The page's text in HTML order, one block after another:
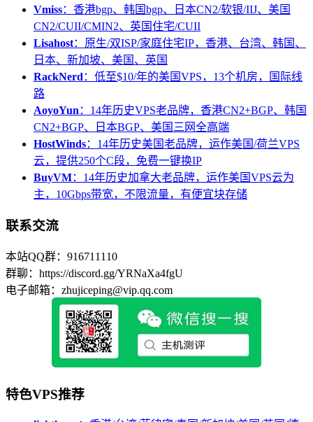
Vmiss：香港bgp、韩国bgp、日本CN2/软银/IIJ、美国
CN2/CUII/CMIN2、英国住宅/CUII
Lisahost：原生/双ISP/家庭住宅IP，香港、台湾、韩国、
日本、新加坡、美国、英国
RackNerd：低至$10/年的美国VPS，13个机房，国际线
路
AoyoYun：14年历史VPS老品牌，香港CN2+BGP、韩国
CN2+BGP、日本BGP、美国三网全高端
HostWinds：14年历史美国老品牌，运作美国/荷兰VPS
云，提供250个C段，免费一键换IP
BuyVM：14年历史加拿大老品牌，运作美国VPS云为
主，10Gbps带宽，不限流量，有便宜块存储
联系交流
本站QQ群：916711110
群聊：https://discord.gg/YRNaXa4fgU
电子邮箱：zhujiceping@vip.qq.com
特色VPS推荐